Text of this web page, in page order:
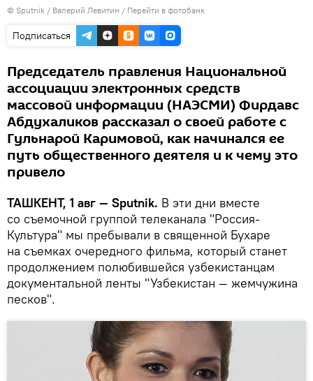
© Sputnik / Валерий Левитин / Перейти в фотобанк
Подписаться
Председатель правления Национальной
ассоциации электронных средств
массовой информации (НАЭСМИ) Фирдавс
Абдухаликов рассказал о своей работе с
Гульнарой Каримовой, как начинался ее
путь общественного деятеля и к чему это
привело
ТАШКЕНТ, 1 авг — Sputnik. В эти дни вместе
со съемочной группой телеканала "Россия-
Культура" мы пребывали в священной Бухаре
на съемках очередного фильма, который станет
продолжением полюбившейся узбекистанцам
документальной ленты "Узбекистан — жемчужина
песков".